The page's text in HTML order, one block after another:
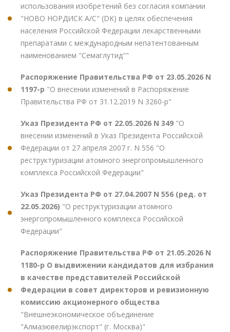
использования изобретений без согласия компании
"НОВО НОРДИСК А/С" (DK) в целях обеспечения
населения Российской Федерации лекарственными
препаратами с международным непатентованным
наименованием "Семаглутид""
Распоряжение Правительства РФ от 23.05.2026 N
1197-р "О внесении изменений в Распоряжение
Правительства РФ от 31.12.2019 N 3260-р"
Указ Президента РФ от 22.05.2026 N 349 "О
внесении изменений в Указ Президента Российской
Федерации от 27 апреля 2007 г. N 556 "О
реструктуризации атомного энергопромышленного
комплекса Российской Федерации"
Указ Президента РФ от 27.04.2007 N 556 (ред. от
22.05.2026) "О реструктуризации атомного
энергопромышленного комплекса Российской
Федерации"
Распоряжение Правительства РФ от 21.05.2026 N
1180-р О выдвижении кандидатов для избрания
в качестве представителей Российской
Федерации в совет директоров и ревизионную
комиссию акционерного общества
"Внешнеэкономическое объединение
"Алмазювелирэкспорт" (г. Москва)"